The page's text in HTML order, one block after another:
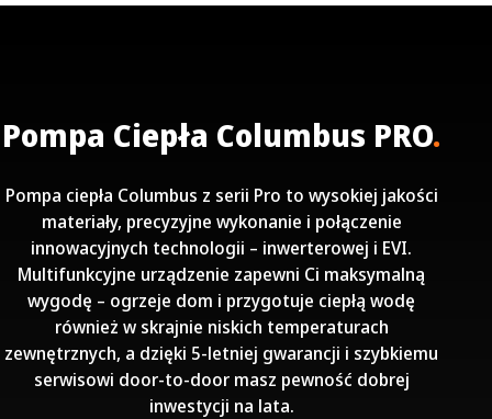
Pompa Ciepła Columbus PRO.
Pompa ciepła Columbus z serii Pro to wysokiej jakości
materiały, precyzyjne wykonanie i połączenie
innowacyjnych technologii – inwerterowej i EVI.
Multifunkcyjne urządzenie zapewni Ci maksymalną
wygodę – ogrzeje dom i przygotuje ciepłą wodę
również w skrajnie niskich temperaturach
zewnętrznych, a dzięki 5-letniej gwarancji i szybkiemu
serwisowi door-to-door masz pewność dobrej
inwestycji na lata.